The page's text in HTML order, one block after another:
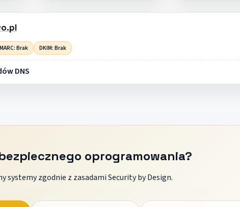
Brak DKIM: Brak
DNS
oprogramowania?
systemy zgodnie z zasadami Security by Design.